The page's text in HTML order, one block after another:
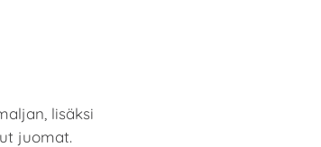
lisäksi
juomat.